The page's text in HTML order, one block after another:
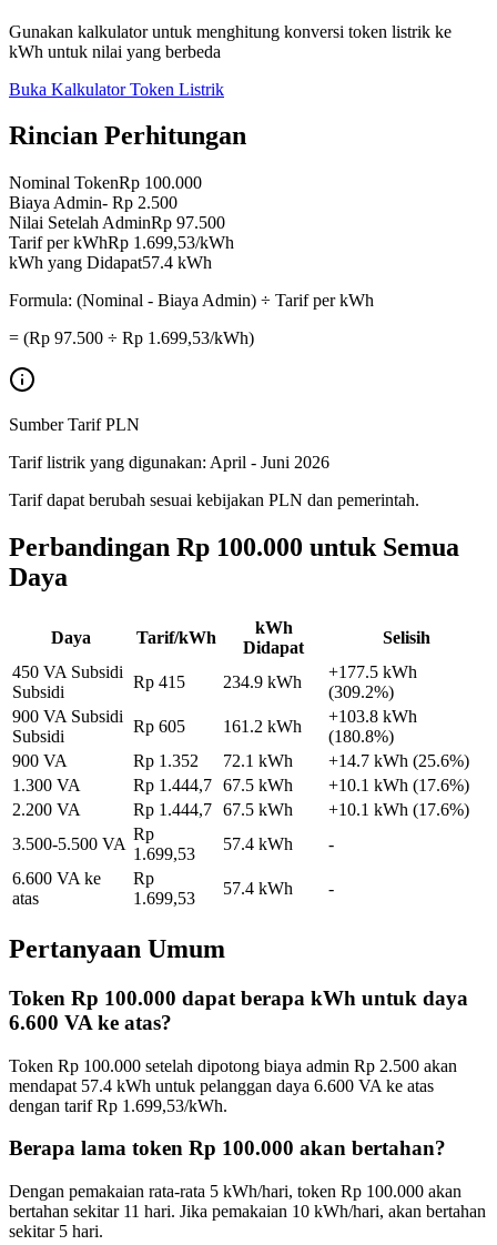
Gunakan kalkulator untuk menghitung konversi token listrik ke
kWh untuk nilai yang berbeda
Buka Kalkulator Token Listrik
Rincian Perhitungan
Nominal TokenRp 100.000
Biaya Admin- Rp 2.500
Nilai Setelah AdminRp 97.500
Tarif per kWhRp 1.699,53/kWh
kWh yang Didapat57.4 kWh
Formula: (Nominal - Biaya Admin) ÷ Tarif per kWh
= (Rp 97.500 ÷ Rp 1.699,53/kWh)
Sumber Tarif PLN
Tarif listrik yang digunakan: April - Juni 2026
Tarif dapat berubah sesuai kebijakan PLN dan pemerintah.
Perbandingan Rp 100.000 untuk Semua
Daya
Daya Tarif/kWh
kWh
Didapat
Selisih
450 VA Subsidi
Subsidi
Rp 415 234.9 kWh
+177.5 kWh
(309.2%)
900 VA Subsidi
Subsidi
Rp 605 161.2 kWh
+103.8 kWh
(180.8%)
900 VA
Rp 1.352 72.1 kWh +14.7 kWh (25.6%)
1.300 VA
Rp 1.444,7 67.5 kWh +10.1 kWh (17.6%)
2.200 VA
Rp 1.444,7 67.5 kWh +10.1 kWh (17.6%)
3.500-5.500 VA
Rp
1.699,53
57.4 kWh
-
6.600 VA ke
atas
Rp
1.699,53
57.4 kWh -
Pertanyaan Umum
Token Rp 100.000 dapat berapa kWh untuk daya
6.600 VA ke atas?
Token Rp 100.000 setelah dipotong biaya admin Rp 2.500 akan
mendapat 57.4 kWh untuk pelanggan daya 6.600 VA ke atas
dengan tarif Rp 1.699,53/kWh.
Berapa lama token Rp 100.000 akan bertahan?
Dengan pemakaian rata-rata 5 kWh/hari, token Rp 100.000 akan
bertahan sekitar 11 hari. Jika pemakaian 10 kWh/hari, akan bertahan
sekitar 5 hari.